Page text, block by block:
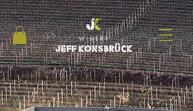
Das gesuchte Erlebnis gibt es nicht.